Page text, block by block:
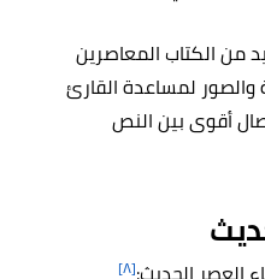
من الكتاب المعاصرين
والصور لمساعدة القارئ
أقوى بين النص
[٨]